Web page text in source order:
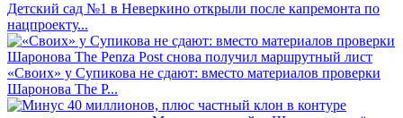
Детский сад №1 в Неверкино открыли после капремонта по
нацпроекту...
«Своих» у Супикова не сдают: вместо материалов проверки
Шаронова The P...